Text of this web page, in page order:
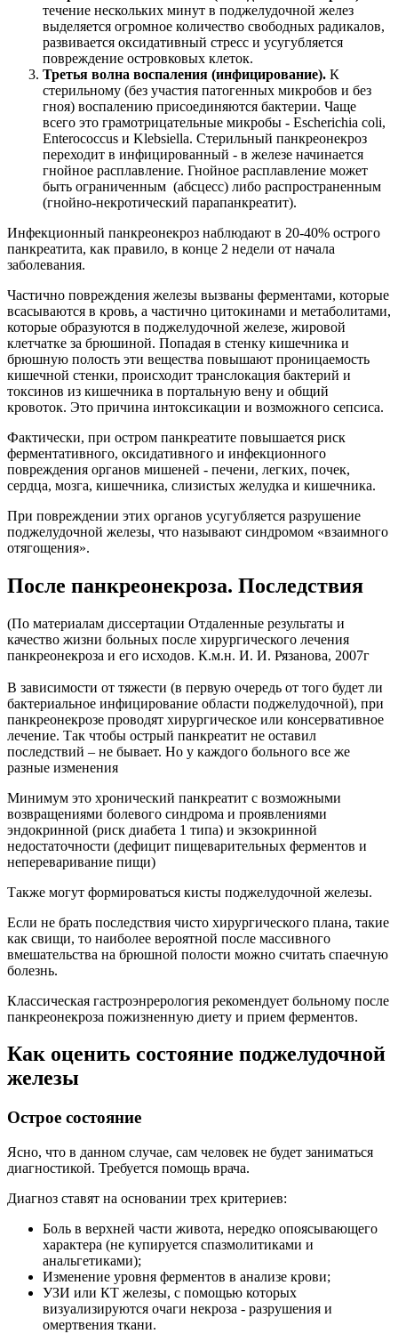
течение нескольких минут в поджелудочной желез
выделяется огромное количество свободных радикалов,
развивается оксидативный стресс и усугубляется
повреждение островковых клеток.
Третья волна воспаления (инфицирование). К
стерильному (без участия патогенных микробов и без
гноя) воспалению присоединяются бактерии. Чаще
всего это грамотрицательные микробы - Escherichia coli,
Enterococcus и Klebsiella. Стерильный панкреонекроз
переходит в инфицированный - в железе начинается
гнойное расплавление. Гнойное расплавление может
быть ограниченным (абсцесс) либо распространенным
(гнойно-некротический парапанкреатит).
Инфекционный панкреонекроз наблюдают в 20-40% острого
панкреатита, как правило, в конце 2 недели от начала
заболевания.
Частично повреждения железы вызваны ферментами, которые
всасываются в кровь, а частично цитокинами и метаболитами,
которые образуются в поджелудочной железе, жировой
клетчатке за брюшиной. Попадая в стенку кишечника и
брюшную полость эти вещества повышают проницаемость
кишечной стенки, происходит транслокация бактерий и
токсинов из кишечника в портальную вену и общий
кровоток. Это причина интоксикации и возможного сепсиса.
Фактически, при остром панкреатите повышается риск
ферментативного, оксидативного и инфекционного
повреждения органов мишеней - печени, легких, почек,
сердца, мозга, кишечника, слизистых желудка и кишечника.
При повреждении этих органов усугубляется разрушение
поджелудочной железы, что называют синдромом «взаимного
отягощения».
После панкреонекроза. Последствия
(По материалам диссертации Отдаленные результаты и
качество жизни больных после хирургического лечения
панкреонекроза и его исходов. К.м.н. И. И. Рязанова, 2007г
В зависимости от тяжести (в первую очередь от того будет ли
бактериальное инфицирование области поджелудочной), при
панкреонекрозе проводят хирургическое или консервативное
лечение. Так чтобы острый панкреатит не оставил
последствий – не бывает. Но у каждого больного все же
разные изменения
Минимум это хронический панкреатит с возможными
возвращениями болевого синдрома и проявлениями
эндокринной (риск диабета 1 типа) и экзокринной
недостаточности (дефицит пищеварительных ферментов и
непереваривание пищи)
Также могут формироваться кисты поджелудочной железы.
Если не брать последствия чисто хирургического плана, такие
как свищи, то наиболее вероятной после массивного
вмешательства на брюшной полости можно считать спаечную
болезнь.
Классическая гастроэнрерология рекомендует больному после
панкреонекроза пожизненную диету и прием ферментов.
Как оценить состояние поджелудочной
железы
Острое состояние
Ясно, что в данном случае, сам человек не будет заниматься
диагностикой. Требуется помощь врача.
Диагноз ставят на основании трех критериев:
Боль в верхней части живота, нередко опоясывающего
характера (не купируется спазмолитиками и
анальгетиками);
Изменение уровня ферментов в анализе крови;
УЗИ или КТ железы, с помощью которых
визуализируются очаги некроза - разрушения и
омертвения ткани.